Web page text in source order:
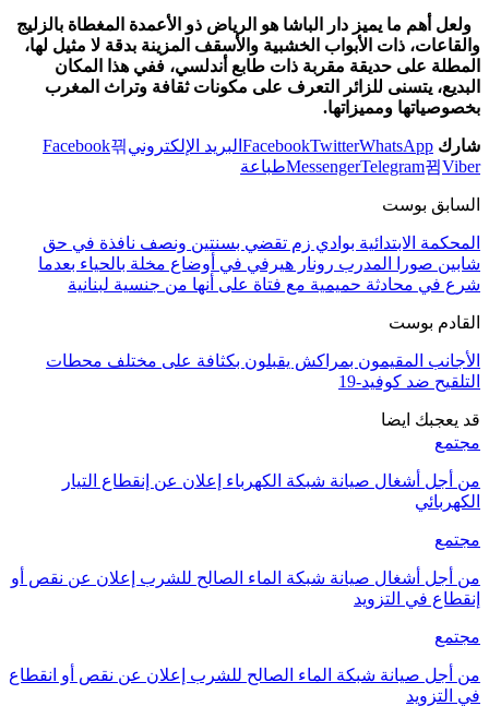
ولعل أهم ما يميز دار الباشا هو الرياض ذو الأعمدة المغطاة بالزليج
والقاعات، ذات الأبواب الخشبية والأسقف المزينة بدقة لا مثيل لها،
المطلة على حديقة مقربة ذات طابع أندلسي، ففي هذا المكان
البديع، يتسنى للزائر التعرف على مكونات ثقافة وتراث المغرب
بخصوصياتها ومميزاتها.
شارك FacebookTwitterWhatsApp البريد الإلكتروني
Facebook
MessengerTelegram Viber طباعة
السابق بوست
المحكمة الابتدائية بوادي زم تقضي بسنتين ونصف نافذة في حق
شابين صورا المدرب رونار هيرفي في أوضاع مخلة بالحياء بعدما
شرع في محادثة حميمية مع فتاة على أنها من جنسية لبنانية
القادم بوست
الأجانب المقيمون بمراكش يقبلون بكثافة على مختلف محطات
التلقيح ضد كوفيد-19
قد يعجبك ايضا
مجتمع
من أجل أشغال صيانة شبكة الكهرباء إعلان عن إنقطاع التيار
الكهربائي
مجتمع
من أجل أشغال صيانة شبكة الماء الصالح للشرب إعلان عن نقص أو
إنقطاع في التزويد
مجتمع
من أجل صيانة شبكة الماء الصالح للشرب إعلان عن نقص أو انقطاع
في التزويد